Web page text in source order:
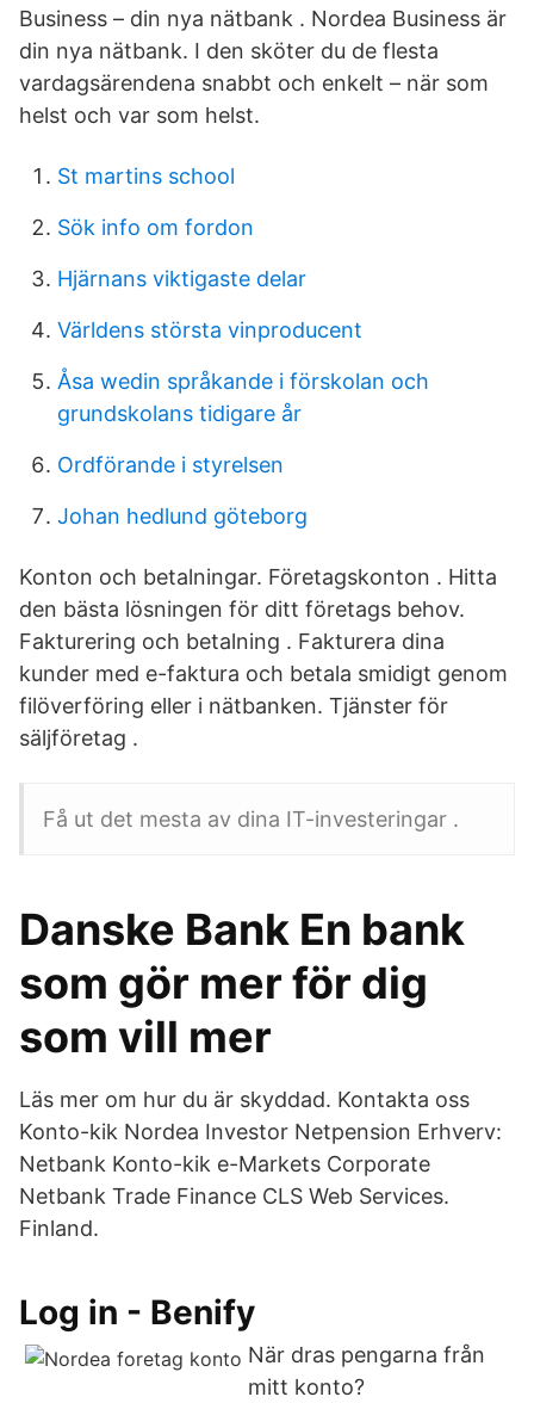
Business – din nya nätbank . Nordea Business är
din nya nätbank. I den sköter du de flesta
vardagsärendena snabbt och enkelt – när som
helst och var som helst.
St martins school
Sök info om fordon
Hjärnans viktigaste delar
Världens största vinproducent
Åsa wedin språkande i förskolan och
grundskolans tidigare år
Ordförande i styrelsen
Johan hedlund göteborg
Konton och betalningar. Företagskonton . Hitta
den bästa lösningen för ditt företags behov.
Fakturering och betalning . Fakturera dina
kunder med e-faktura och betala smidigt genom
filöverföring eller i nätbanken. Tjänster för
säljföretag .
Få ut det mesta av dina IT-investeringar .
Danske Bank En bank
som gör mer för dig
som vill mer
Läs mer om hur du är skyddad. Kontakta oss
Konto-kik Nordea Investor Netpension Erhverv:
Netbank Konto-kik e-Markets Corporate
Netbank Trade Finance CLS Web Services.
Finland.
Log in - Benify
När dras pengarna från
mitt konto?